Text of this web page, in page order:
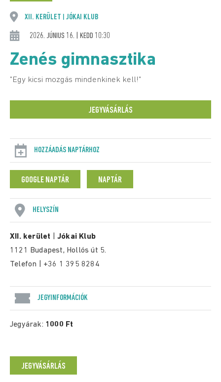
XII. KERÜLET JÓKAI KLUB
2026. JÚNIUS 16. | KEDD 10:30
Zenés gimnasztika
"Egy kicsi mozgás mindenkinek kell!"
JEGYVÁSÁRLÁS
HOZZÁADÁS NAPTÁRHOZ
GOOGLE NAPTÁR NAPTÁR
HELYSZÍN
XII. kerület |Jókai Klub
1121 Budapest, Hollós út 5.
Telefon | +36 1 395 8284
JEGYINFORMÁCIÓK
Jegyárak: 1000 Ft
JEGYVÁSÁRLÁS